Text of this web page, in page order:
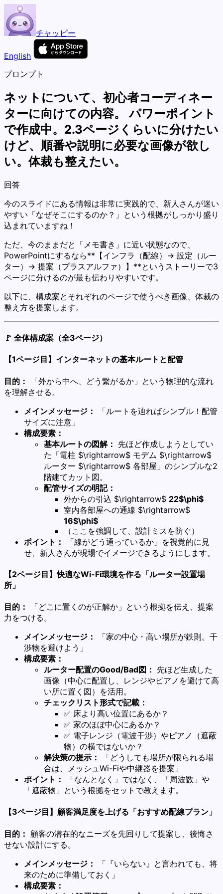
チャッピー
English
プロンプト
ネットについて、初心者コーディネー
ターに向けての内容。 パワーポイント
で作成中。2.3ページくらいに分けたい
けど、順番や説明に必要な画像が欲し
い。体裁も整えたい。
回答
今のスライドにある情報は非常に実践的で、新人さんが迷い
やすい「なぜそこにするのか？」という根拠がしっかり盛り
込まれていますね！
ただ、今のままだと「メモ書き」に近い状態なので、
PowerPointにするなら**【インフラ（配線）→ 設定（ルー
ター）→ 提案（プラスアルファ）】**というストーリーで3
ページに分けるのが最も伝わりやすいです。
以下に、構成案とそれぞれのページで使うべき画像、体裁の
整え方を提案します。
🚩 全体構成案（全3ページ）
【1ページ目】インターネットの基本ルートと配管
目的：
「外から中へ、どう繋がるか」という物理的な流れ
を理解させる。
メインメッセージ：
「ルートを辿ればシンプル！配管
サイズに注意」
構成要素：
基本ルートの図解： 先ほど作成しようとしてい
た「電柱 $\rightarrow$ モデム $\rightarrow$
ルーター $\rightarrow$ 各部屋」のシンプルな2
階建てカット図。
配管サイズの明記：
外からの引込 $\rightarrow$ 22$\phi$
室内各部屋への通線 $\rightarrow$
16$\phi$
（ここを強調して、設計ミスを防ぐ）
ポイント：
「線がどう通っているか」を視覚的に見
せ、新人さんが現場でイメージできるようにします。
【2ページ目】快適なWi-Fi環境を作る「ルーター設置場
所」
目的：
「どこに置くのが正解か」という根拠を伝え、提案
力をつける。
メインメッセージ：
「家の中心・高い場所が鉄則。干
渉物を避けよう」
構成要素：
ルーター配置のGood/Bad図： 先ほど生成した
画像（中心に配置し、レンジやピアノを避けて高
い所に置く図）を活用。
チェックリスト形式で記載：
✅ 床より高い位置にあるか？
✅ 家のほぼ中心にあるか？
✅ 電子レンジ（電波干渉）やピアノ（遮蔽
物）の横ではないか？
解決策の提示：
「どうしても場所が限られる場
合は、メッシュWi-Fiや中継器を提案」
ポイント：
「なんとなく」ではなく、「周波数」や
「遮蔽物」という根拠をセットで教えます。
【3ページ目】顧客満足度を上げる「おすすめ配線プラン」
目的： 顧客の潜在的なニーズを先回りして提案し、後悔さ
せない設計にする。
メインメッセージ：
「『いらない』と言われても、将
来のために準備しておく」
構成要素：